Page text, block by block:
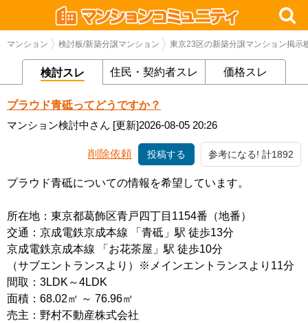
マンション 検討板/新築分譲マンション 東京23区の新築分譲マンション掲示
検討スレ 住民・契約者スレ 価格スレ
プラウド青砥ってどうですか？
マンション検討中さん [更新]2026-08-05 20:26
削除依頼 投稿する 参考になる! 計1892
プラウド青砥についての情報を希望しています。
所在地：東京都葛飾区青戸四丁目1154番（地番）
交通：京成電鉄京成本線 「青砥」駅 徒歩13分
京成電鉄京成本線 「お花茶屋」駅 徒歩10分
（サブエントランスより）※メインエントランスより11分
間取：3LDK～4LDK
面積：68.02㎡ ～ 76.96㎡
売主：野村不動産株式会社